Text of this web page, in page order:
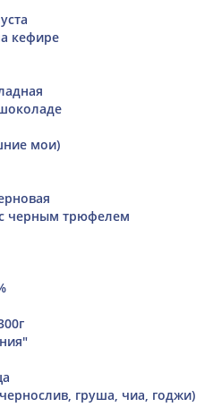
кефире
мои)
черным трюфелем
груша, чиа, годжи)